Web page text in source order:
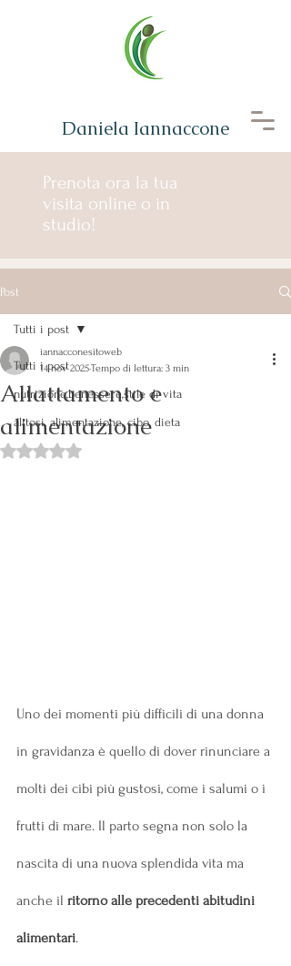
Daniela Iannaccone
Prenota ora la tua
visita online o in
studio!
Post
Tutti i post
nutrizione,benessere,stile di vita
alitosi, alimentazione, cibo, dieta
Tutti i post
Allattamento e
alimentazione
iannacconesitoweb
14 nov 2025Tempo di lettura: 3 min
Valutazione NaN stelle su 5.
Uno dei momenti più difficili di una donna
in gravidanza è quello di dover rinunciare a
molti dei cibi più gustosi, come i salumi o i
frutti di mare. Il parto segna non solo la
nascita di una nuova splendida vita ma
anche il ritorno alle precedenti abitudini
alimentari.